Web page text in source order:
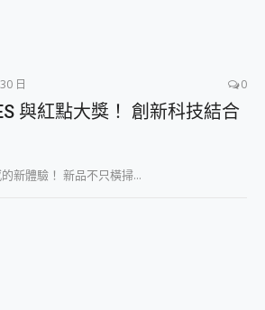
日 0
與紅點大獎！ 創新科技結合
新體驗！ 新品不只橫掃...